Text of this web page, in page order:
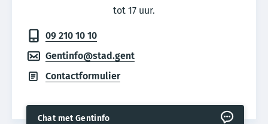
tot 17 uur.
09 210 10 10
Gentinfo@stad.gent
Contactformulier
Chat met Gentinfo